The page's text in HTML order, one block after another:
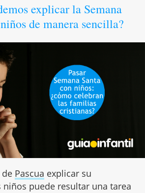
explicar la Semana
de manera sencilla?
de Pascua explicar su
puede resultar una tarea